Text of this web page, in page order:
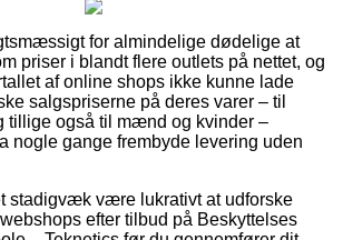
for almindelige dødelige at
priser i blandt flere outlets på nettet, og
af online shops ikke kunne lade
salgspriserne på deres varer – til
tillige også til mænd og kvinder –
nogle gange frembyde levering uden
stadigvæk være lukrativt at udforske
efter tilbud på Beskyttelses